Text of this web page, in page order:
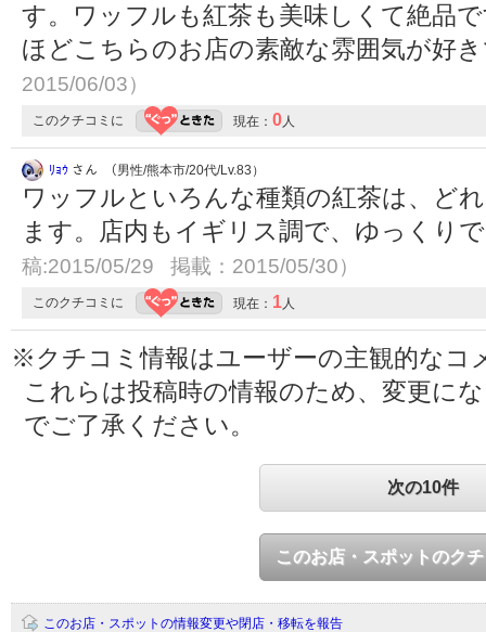
す。ワッフルも紅茶も美味しくて絶品
ほどこちらのお店の素敵な雰囲気が好
2015/06/03）
このクチコミに 現在： 0 人
ﾘｮｳ さん （男性/熊本市/20代/Lv.83）
ワッフルといろんな種類の紅茶は、ど
ます。店内もイギリス調で、ゆっくり
稿:2015/05/29 掲載：2015/05/30）
このクチコミに 現在： 1 人
※クチコミ情報はユーザーの主観的なコ
これらは投稿時の情報のため、変更に
でご了承ください。
次の10件
このお店・スポットのク
このお店・スポットの情報変更や閉店・移転を報告